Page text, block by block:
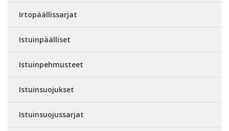
Irtopäällissarjat
Istuinpäälliset
Istuinpehmusteet
Istuinsuojukset
Istuinsuojussarjat